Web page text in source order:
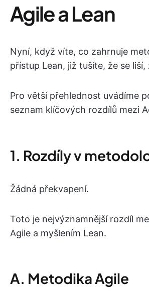
Agile a Lean
Nyní, když víte, co zahrnuje
přístup Lean, již tušíte, že se liší,
Pro větší přehlednost uvádíme
seznam klíčových rozdílů mezi
1. Rozdíly v
Žádná překvapení.
Toto je nejvýznamnější rozdíl
Agile a myšlením Lean.
A. Metodika Agile